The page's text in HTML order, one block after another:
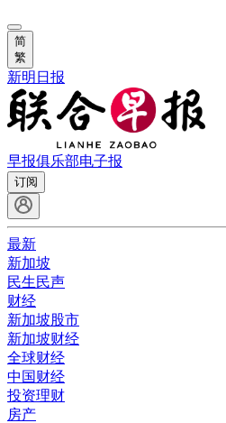
简
繁
新明日报
早报俱乐部电子报
订阅
最新
新加坡
民生民声
财经
新加坡股市
新加坡财经
全球财经
中国财经
投资理财
房产